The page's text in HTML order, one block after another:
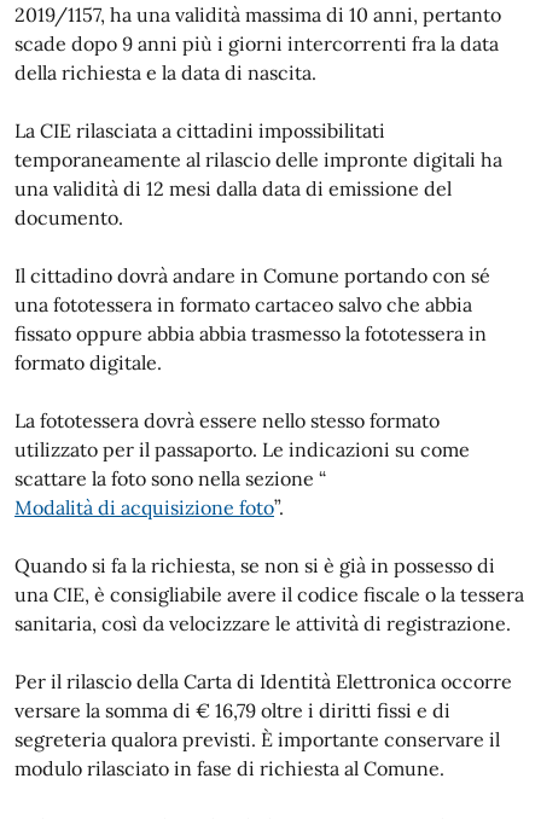
2019/1157, ha una validità massima di 10 anni, pertanto
scade dopo 9 anni più i giorni intercorrenti fra la data
della richiesta e la data di nascita.
La CIE rilasciata a cittadini impossibilitati
temporaneamente al rilascio delle impronte digitali ha
una validità di 12 mesi dalla data di emissione del
documento.
Il cittadino dovrà andare in Comune portando con sé
una fototessera in formato cartaceo salvo che abbia
fissato oppure abbia abbia trasmesso la fototessera in
formato digitale.
La fototessera dovrà essere nello stesso formato
utilizzato per il passaporto. Le indicazioni su come
scattare la foto sono nella sezione “
Modalità di acquisizione foto”.
Quando si fa la richiesta, se non si è già in possesso di
una CIE, è consigliabile avere il codice fiscale o la tessera
sanitaria, così da velocizzare le attività di registrazione.
Per il rilascio della Carta di Identità Elettronica occorre
versare la somma di € 16,79 oltre i diritti fissi e di
segreteria qualora previsti. È importante conservare il
modulo rilasciato in fase di richiesta al Comune.